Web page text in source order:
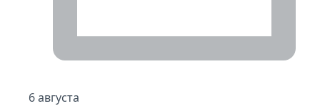
6 августа